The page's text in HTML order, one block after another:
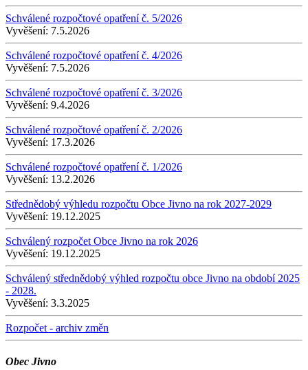
Schválené rozpočtové opatření č. 5/2026
Vyvěšení: 7.5.2026
Schválené rozpočtové opatření č. 4/2026
Vyvěšení: 7.5.2026
Schválené rozpočtové opatření č. 3/2026
Vyvěšení: 9.4.2026
Schválené rozpočtové opatření č. 2/2026
Vyvěšení: 17.3.2026
Schválené rozpočtové opatření č. 1/2026
Vyvěšení: 13.2.2026
Střednědobý výhledu rozpočtu Obce Jivno na rok 2027-2029
Vyvěšení: 19.12.2025
Schválený rozpočet Obce Jivno na rok 2026
Vyvěšení: 19.12.2025
Schválený střednědobý výhled rozpočtu obce Jivno na období 2025
- 2028.
Vyvěšení: 3.3.2025
Rozpočet - archiv změn
Obec Jivno